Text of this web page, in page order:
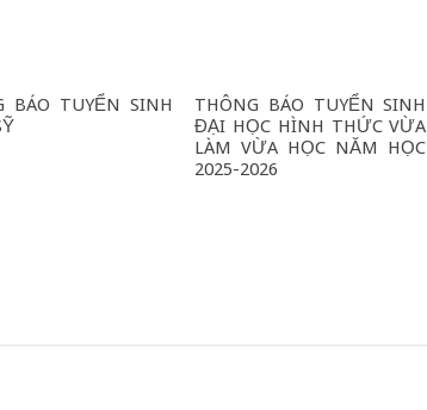
BÁO TUYỂN SINH
THÔNG BÁO TUYỂN SINH
ĐẠI HỌC HÌNH THỨC VỪA
LÀM VỪA HỌC NĂM HỌC
2025-2026